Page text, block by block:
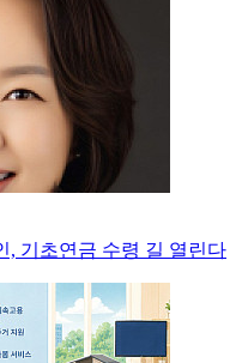
, 기초연금 수령 길 열린다